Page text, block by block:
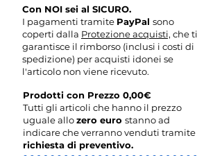
Con NOI sei al SICURO.
I pagamenti tramite PayPal sono
coperti dalla Protezione acquisti, che ti
garantisce il rimborso (inclusi i costi di
spedizione) per acquisti idonei se
l'articolo non viene ricevuto.
Prodotti con Prezzo 0,00€
Tutti gli articoli che hanno il prezzo
uguale allozero euro stanno ad
indicare che verranno venduti tramite
richiesta di preventivo.